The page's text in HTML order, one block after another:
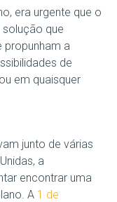
era urgente que o
que
propunham a
de
em quaisquer
junto de várias
a
encontrar uma
A 1 de